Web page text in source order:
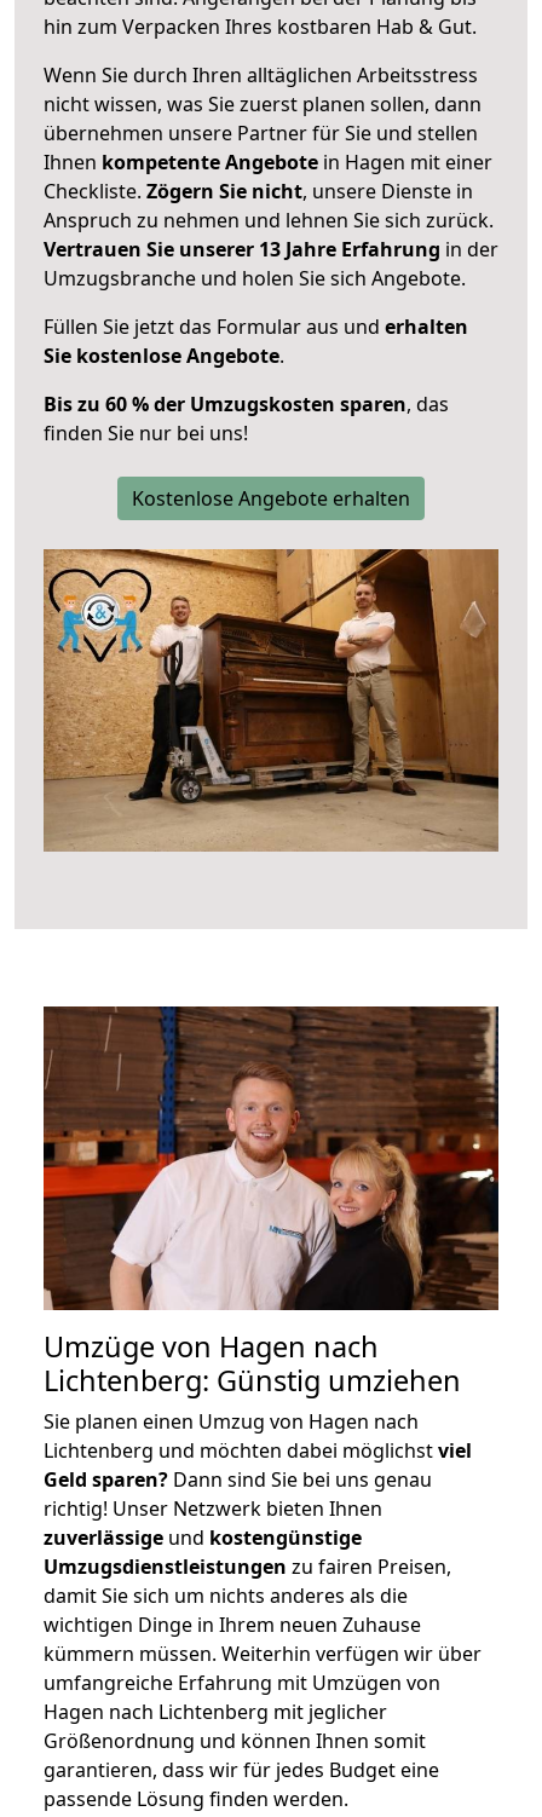
hin zum Verpacken Ihres kostbaren Hab & Gut.
Wenn Sie durch Ihren alltäglichen Arbeitsstress
nicht wissen, was Sie zuerst planen sollen, dann
übernehmen unsere Partner für Sie und stellen
Ihnen kompetente Angebote in Hagen mit einer
Checkliste. Zögern Sie nicht, unsere Dienste in
Anspruch zu nehmen und lehnen Sie sich zurück.
Vertrauen Sie unserer 13 Jahre Erfahrung in der
Umzugsbranche und holen Sie sich Angebote.
Füllen Sie jetzt das Formular aus und erhalten
Sie kostenlose Angebote.
Bis zu 60 % der Umzugskosten sparen, das
finden Sie nur bei uns!
Kostenlose Angebote erhalten
Umzüge von Hagen nach
Lichtenberg: Günstig umziehen
Sie planen einen Umzug von Hagen nach
Lichtenberg und möchten dabei möglichstviel
Geld sparen? Dann sind Sie bei uns genau
richtig! Unser Netzwerk bieten Ihnen
zuverlässige und kostengünstige
Umzugsdienstleistungen zu fairen Preisen,
damit Sie sich um nichts anderes als die
wichtigen Dinge in Ihrem neuen Zuhause
kümmern müssen. Weiterhin verfügen wir über
umfangreiche Erfahrung mit Umzügen von
Hagen nach Lichtenberg mit jeglicher
Größenordnung und können Ihnen somit
garantieren, dass wir für jedes Budget eine
passende Lösung finden werden.